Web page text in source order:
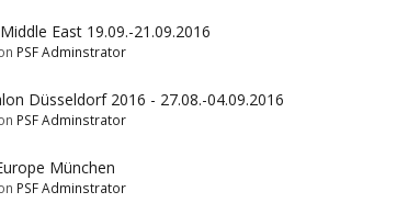
East 19.09.-21.09.2016
PSF Adminstrator
Düsseldorf 2016 - 27.08.-04.09.2016
PSF Adminstrator
München
PSF Adminstrator